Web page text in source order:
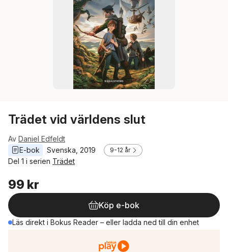
Trädet vid världens slut
Av Daniel Edfeldt
E-bok
Svenska 2019 9-12 år
Del 1 i serien Trädet
99 kr
Köp e-bok
Läs direkt i Bokus Reader – eller ladda ned till din enhet